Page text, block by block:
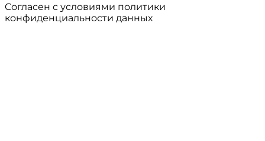
Cогласен с условиями политики
конфиденциальности данных